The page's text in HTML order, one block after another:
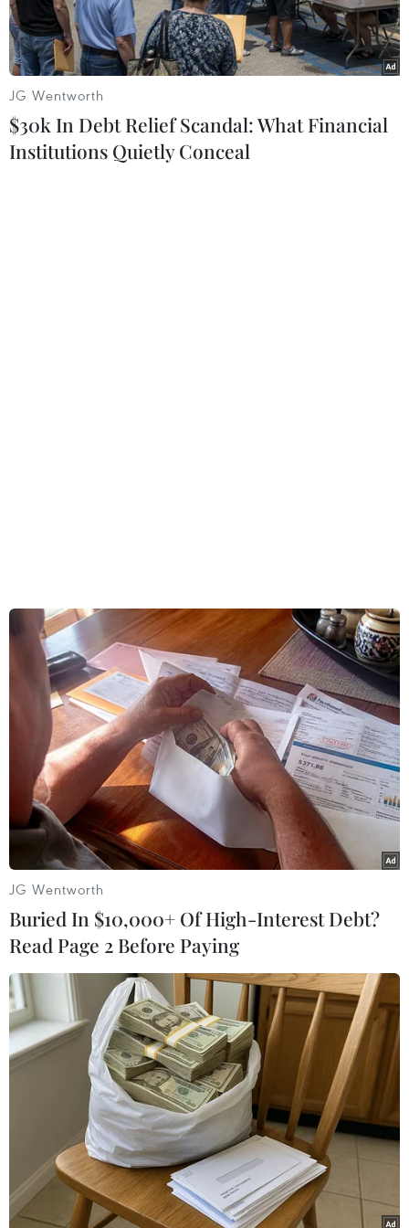
du lịch như Đà Nẵng, Nha Trang, Phú Quốc,
Huế, Quy Nhơn, cùng các địa phương có nhu
cầu đi lại lớn như Buôn Ma Thuột, Vinh, Cần
Trong mùa cao điểm năm nay, Vietnam Airlines
Group tiếp tục mở bán nhiều mức giá ưu đãi
hấp dẫn trên mạng bay nội địa. Các mức giá
này hiện chiếm tới 40% số ghế mở bán trên
nhiều đường bay.
Bên cạnh các khung giờ cao điểm, các hãng tiếp
muộn với nhiều mức giá linh hoạt. Đây cũng là
giải pháp giúp giãn nhu cầu trong ngày và nâng
cao hiệu quả khai thác trong mùa Hè.
Để phục vụ cao điểm Hè, ngay từ đầu mùa,
Vietnam Airlines Group đã chuẩn bị nguồn lực
từ sớm, chủ động bố trí tàu bay, nhân lực và
nâng cao năng lực phục vụ tại sân bay. Hãng
đồng thời tăng cường ứng dụng công nghệ
trong điều hành khai thác nhằm bảo đảm chất
lượng dịch vụ và tỷ lệ đúng giờ.
Đối với mạng bay quốc tế, Vietnam Airlines tiếp
JG Wentworth
$30k In Debt Relief Scandal: What Financial
Institutions Quietly Conceal
JG Wentworth
Buried In $10,000+ Of High-Interest Debt?
Read Page 2 Before Paying